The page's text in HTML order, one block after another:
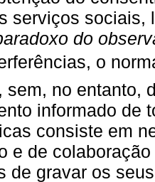
serviços sociais,
do
o
sem, no entanto,
informado de
consiste em
e de
de gravar os